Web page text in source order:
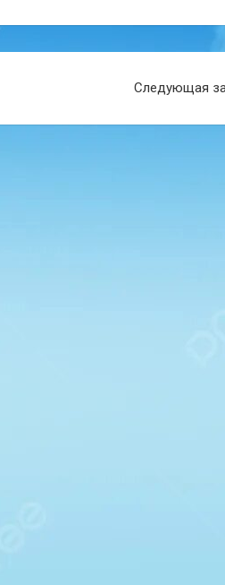
Следующая